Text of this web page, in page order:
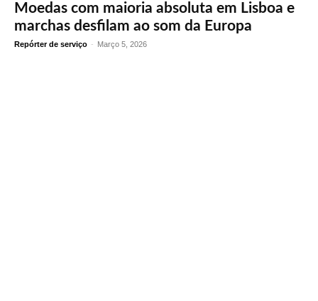
Moedas com maioria absoluta em Lisboa e
marchas desfilam ao som da Europa
Repórter de serviço - Março 5, 2026